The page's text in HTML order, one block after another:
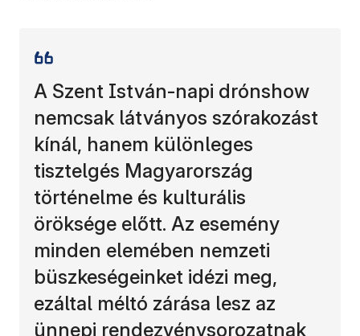
A Szent István-napi drónshow
nemcsak látványos szórakozást
kínál, hanem különleges
tisztelgés Magyarország
történelme és kulturális
öröksége előtt. Az esemény
minden elemében nemzeti
büszkeségeinket idézi meg,
ezáltal méltó zárása lesz az
ünnepi rendezvénysorozatnak